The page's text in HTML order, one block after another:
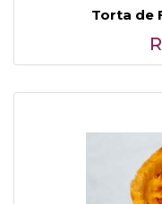
Torta de